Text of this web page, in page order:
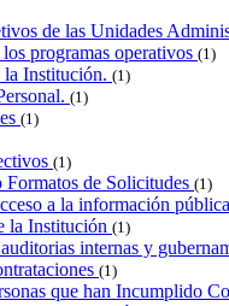
de las Unidades
programas operativos (1)
Institución. (1)
(1)
(1)
(1)
de Solicitudes (1)
a la información
la Institución (1)
internas y
(1)
que han Incumplido